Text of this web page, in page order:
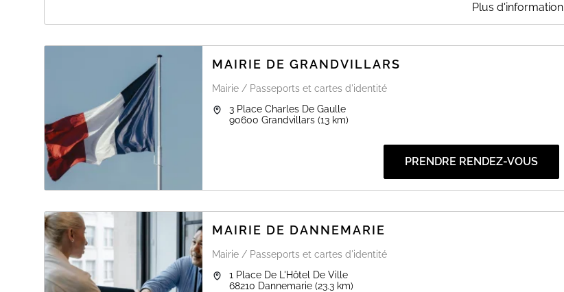
Le retrait des titres se fait sur rendez-vous aux heures d'ouverture du dispositif de recueil.
Plus d'information
MAIRIE DE GRANDVILLARS
Mairie / Passeports et cartes d'identité
3 Place Charles De Gaulle
90600 Grandvillars (13 km)
PRENDRE RENDEZ-VOUS
MAIRIE DE DANNEMARIE
Mairie / Passeports et cartes d'identité
1 Place De L'Hôtel De Ville
68210 Dannemarie (23.3 km)